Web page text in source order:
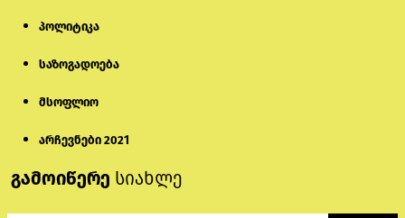
პოლიტიკა
საზოგადოება
მსოფლიო
არჩევნები 2021
გამოიწერე სიახლე